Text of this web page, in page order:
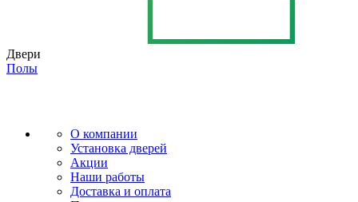
Двери
Полы
О компании
Установка дверей
Акции
Наши работы
Доставка и оплата